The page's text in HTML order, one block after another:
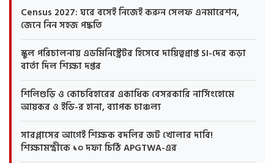
Census 2027: ঘরে বসেই নিজেই করুন সেলফ এনমারেশন,
জেনে নিন সহজ পদ্ধতি
স্কুল পরিচালনায় এডমিনিস্ট্রেটর হিসেবে দায়িত্বপ্রাপ্ত SI-দের কড়া
বার্তা দিল শিক্ষা দপ্তর
শিলিগুড়ি ও কোচবিহারের একাধিক বেসরকারি নার্সিংহোমে
আয়কর ও ইডি-র হানা, ব্যাপক চাঞ্চল্য
সারপ্লাসের আগেই শিক্ষক বদলির জট খোলার দাবি!
শিক্ষামন্ত্রীকে ১০ দফা চিঠি APGTWA-এর